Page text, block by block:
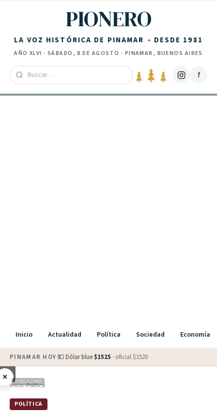
PIONERO
LA VOZ HISTÓRICA DE PINAMAR DESDE 1981
AÑO XLVI · SÁBADO, 8 DE AGOSTO · PINAMAR, BUENOS AIRES
f
Inicio Actualidad Política Sociedad Economía
PINAMAR HOY·💵 Dólar blue $1525 · oficial $1520
× PUBLICIDAD
Inicio›Política
POLÍTICA